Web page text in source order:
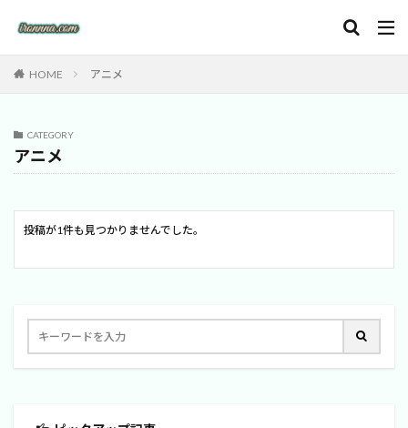
HOME アニメ
CATEGORY
アニメ
投稿が1件も見つかりませんでした。